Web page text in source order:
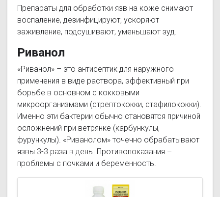
Препараты для обработки язв на коже снимают
воспаление, дезинфицируют, ускоряют
заживление, подсушивают, уменьшают зуд.
Риванол
«Риванол» – это антисептик для наружного
применения в виде раствора, эффективный при
борьбе в основном с кокковыми
микроорганизмами (стрептококки, стафилококки).
Именно эти бактерии обычно становятся причиной
осложнений при ветрянке (карбункулы,
фурункулы). «Риванолом» точечно обрабатывают
язвы 3-3 раза в день. Противопоказания –
проблемы с почками и беременность.